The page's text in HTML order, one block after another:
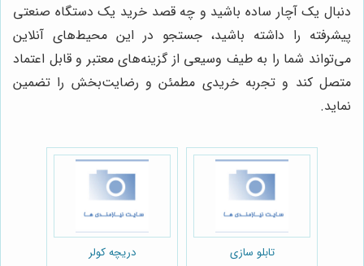
دنبال یک آچار ساده باشید و چه قصد خرید یک دستگاه صنعتی
پیشرفته را داشته باشید، جستجو در این محیط‌های آنلاین
می‌تواند شما را به طیف وسیعی از گزینه‌های معتبر و قابل اعتماد
متصل کند و تجربه خریدی مطمئن و رضایت‌بخش را تضمین
نماید.
تابلو سازی دریچه کولر